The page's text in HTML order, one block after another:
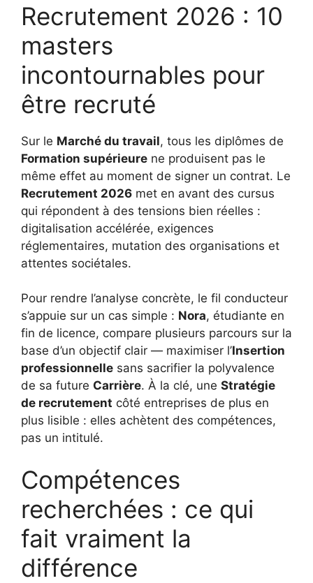
Recrutement 2026 : 10
masters
incontournables pour
être recruté
Sur le Marché du travail, tous les diplômes de
Formation supérieure ne produisent pas le
même effet au moment de signer un contrat. Le
Recrutement 2026 met en avant des cursus
qui répondent à des tensions bien réelles :
digitalisation accélérée, exigences
réglementaires, mutation des organisations et
attentes sociétales.
Pour rendre l’analyse concrète, le fil conducteur
s’appuie sur un cas simple : Nora, étudiante en
fin de licence, compare plusieurs parcours sur la
base d’un objectif clair — maximiser l’Insertion
professionnelle sans sacrifier la polyvalence
de sa future Carrière. À la clé, une Stratégie
de recrutement côté entreprises de plus en
plus lisible : elles achètent des compétences,
pas un intitulé.
Compétences
recherchées : ce qui
fait vraiment la
différence